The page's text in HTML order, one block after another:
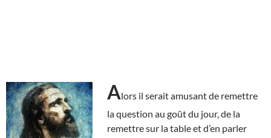
Alors il serait amusant de remettre
la question au goût du jour, de la
remettre sur la table et d’en parler